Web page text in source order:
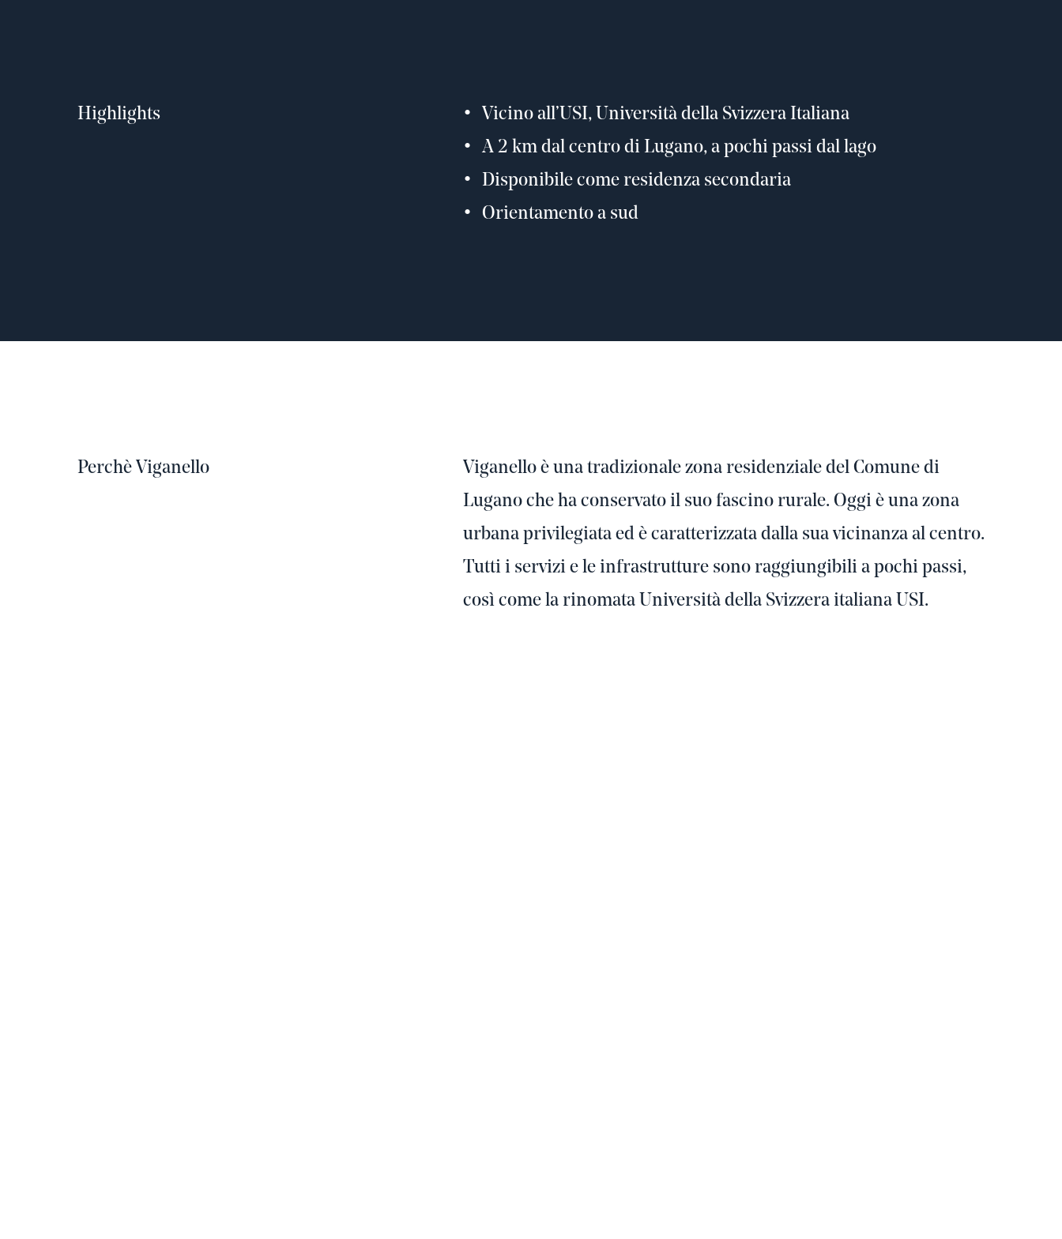
Highlights
Vicino all’USI, Università della Svizzera Italiana
A 2 km dal centro di Lugano, a pochi passi dal lago
Disponibile come residenza secondaria
Orientamento a sud
Perchè Viganello
Viganello è una tradizionale zona residenziale del Comune di
Lugano che ha conservato il suo fascino rurale. Oggi è una zona
urbana privilegiata ed è caratterizzata dalla sua vicinanza al centro.
Tutti i servizi e le infrastrutture sono raggiungibili a pochi passi,
così come la rinomata Università della Svizzera italiana USI.